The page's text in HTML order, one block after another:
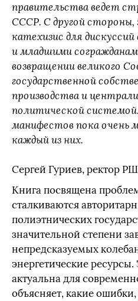
правительства ведет
СССР. С другой стороны,
катехизис для
и младшими
возвращении великого
государственной
производства и
политической
манифестов пока очень
каждый из них.
Сергей Гуриев, ректор
Книга посвящена
сталкиваются
полиэтнических
значительной степени
непредсказуемых
энергетические
актуальна для
объясняет, какие